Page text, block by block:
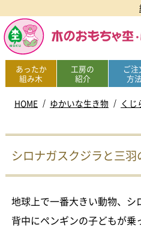
あったか
組み木
工房の
紹介
ご注
方法
HOME ゆかいな生き物 くじ
シロナガスクジラと三羽
地球上で一番大きい動物、
背中にペンギンの子どもが